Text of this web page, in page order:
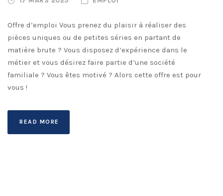
Offre d’emploi Vous prenez du plaisir à réaliser des
pièces uniques ou de petites séries en partant de
matière brute ? Vous disposez d’expérience dans le
métier et vous désirez faire partie d’une société
familiale ? Vous êtes motivé ? Alors cette offre est pour
vous !
READ MORE